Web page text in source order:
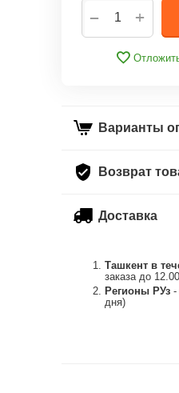
+
−
Варианты
Возврат
Доставка
Ташкент в
заказа до
Регионы РУз -
дня)